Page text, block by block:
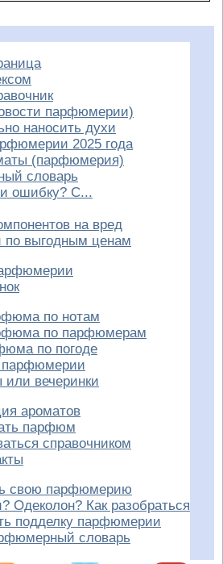
парфюмерии)
наносить духи
2025 года
(парфюмерия)
словарь
ошибку? С...
на вред
по выгодным ценам
по нотам
по парфюмерам
по погоде
парфюмерии
вечеринки
ароматов
парфюм
справочником
свою парфюмерию
Одеколон? Как разобраться
подделку парфюмерии
словарь